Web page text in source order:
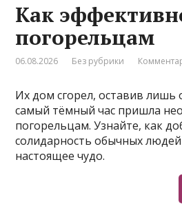
Как
погорельцам
06.08.2026 Без рубрики
Их дом сгорел, оставив лишь
самый тёмный час пришла
погорельцам. Узнайте, как
солидарность обычных
настоящее чудо.